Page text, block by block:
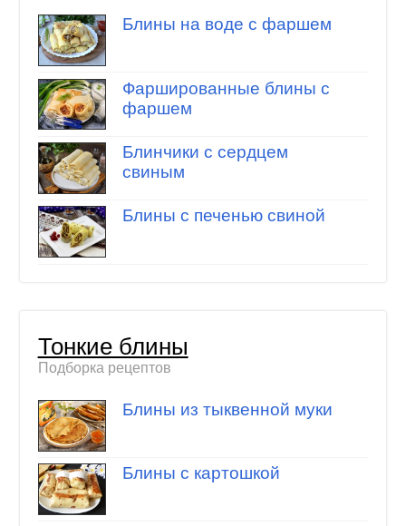
Блины на воде с фаршем
Фаршированные блины с
фаршем
Блинчики с сердцем
свиным
Блины с печенью свиной
Тонкие блины
Подборка рецептов
Блины из тыквенной муки
Блины с картошкой